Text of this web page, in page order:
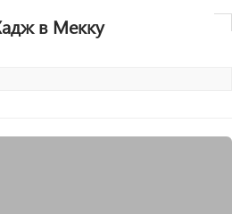
в Мекку